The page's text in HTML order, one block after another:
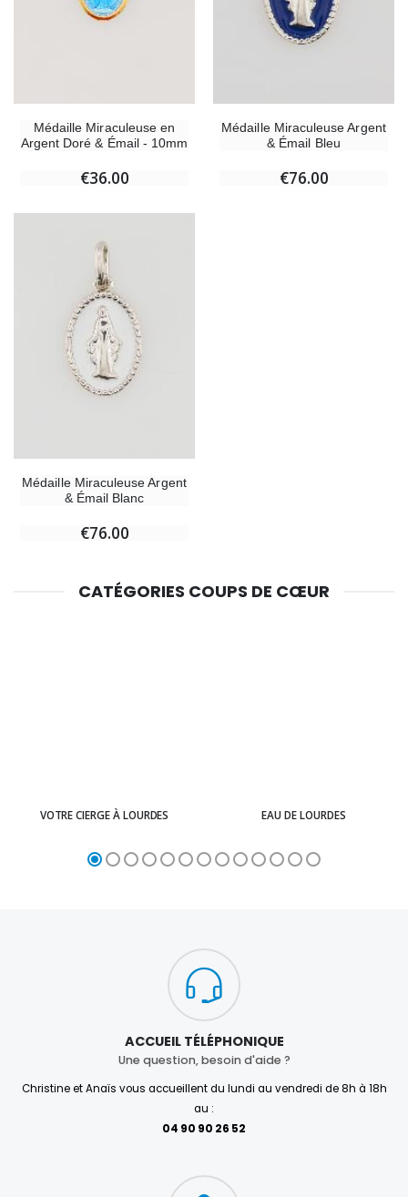
Médaille Miraculeuse en
Argent Doré & Émail - 10mm
€36.00
Médaille Miraculeuse Argent
& Émail Bleu
€76.00
Médaille Miraculeuse Argent
& Émail Blanc
€76.00
CATÉGORIES COUPS DE CŒUR
VOTRE CIERGE À LOURDES EAU DE LOURDES
ACCUEIL TÉLÉPHONIQUE
Une question, besoin d'aide ?
Christine et Anaïs vous accueillent du lundi au vendredi de 8h à 18h
au :
04 90 90 26 52